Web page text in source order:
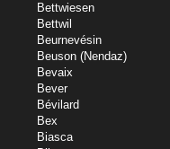
Bettwiesen
Bettwil
Beurnevésin
Beuson (Nendaz)
Bevaix
Bever
Bévilard
Bex
Biasca